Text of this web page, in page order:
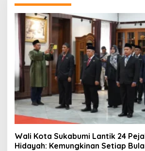
Wali Kota Sukabumi Lantik 24
Hidayah: Kemungkinan Setiap